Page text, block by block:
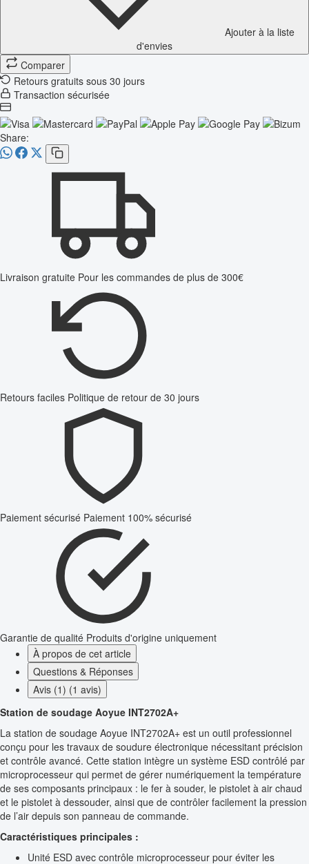
Ajouter à la liste
d'envies
Comparer
Retours gratuits sous 30 jours
Transaction sécurisée
Share:
Livraison gratuite Pour les commandes de plus de 300€
Retours faciles Politique de retour de 30 jours
Paiement sécurisé Paiement 100% sécurisé
Garantie de qualité Produits d'origine uniquement
À propos de cet article
Questions & Réponses
Avis (1) (1 avis)
Station de soudage Aoyue INT2702A+
La station de soudage Aoyue INT2702A+ est un outil professionnel
conçu pour les travaux de soudure électronique nécessitant précision
et contrôle avancé. Cette station intègre un système ESD contrôlé par
microprocesseur qui permet de gérer numériquement la température
de ses composants principaux : le fer à souder, le pistolet à air chaud
et le pistolet à dessouder, ainsi que de contrôler facilement la pression
de l’air depuis son panneau de commande.
Caractéristiques principales :
Unité ESD avec contrôle microprocesseur pour éviter les